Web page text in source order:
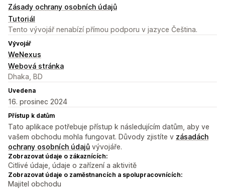
Zásady ochrany osobních údajů
Tutoriál
Tento vývojář nenabízí přímou podporu v jazyce Čeština.
Vývojář
WeNexus
Webová stránka
Dhaka, BD
Uvedena
16. prosinec 2024
Přístup k datům
Tato aplikace potřebuje přístup k následujícím datům, aby ve
vašem obchodu mohla fungovat. Důvody zjistíte v zásadách
ochrany osobních údajů vývojáře.
Zobrazovat údaje o zákaznících:
Citlivé údaje, údaje o zařízení a aktivitě
Zobrazovat údaje o zaměstnancích a spolupracovnících:
Majitel obchodu